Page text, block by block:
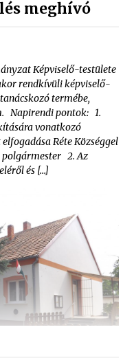
meghívó
Képviselő-testülete
rendkívüli képviselő-
termébe,
Napirendi pontok: 1.
vonatkozó
Réte Községgel
polgármester 2. Az
és […]